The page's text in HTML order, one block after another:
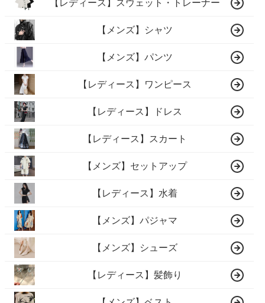
【レディース】スウェット・トレーナー
【メンズ】シャツ
【メンズ】パンツ
【レディース】ワンピース
【レディース】ドレス
【レディース】スカート
【メンズ】セットアップ
【レディース】水着
【メンズ】パジャマ
【メンズ】シューズ
【レディース】髪飾り